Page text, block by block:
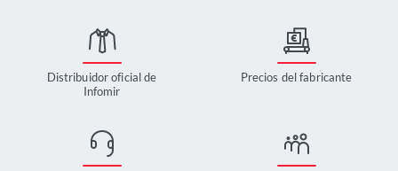
Distribuidor oficial de
Infomir
Precios del fabricante